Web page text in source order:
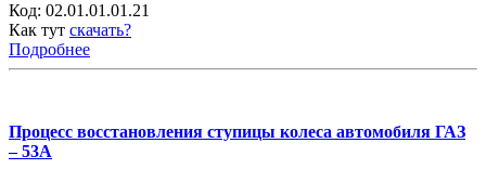
Код: 02.01.01.01.21
Как тут скачать?
Подробнее
Процесс восстановления ступицы колеса автомобиля ГАЗ
– 53А